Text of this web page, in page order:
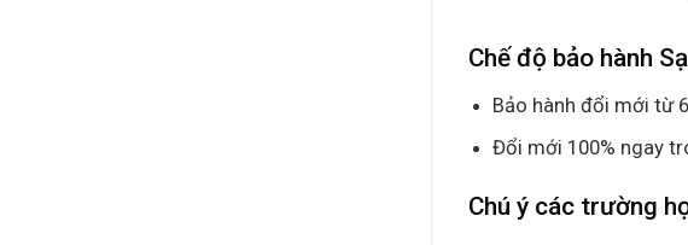
Chế độ bảo hành
Bảo hành đổi mới từ
Đổi mới 100% ngay
Chú ý các trường